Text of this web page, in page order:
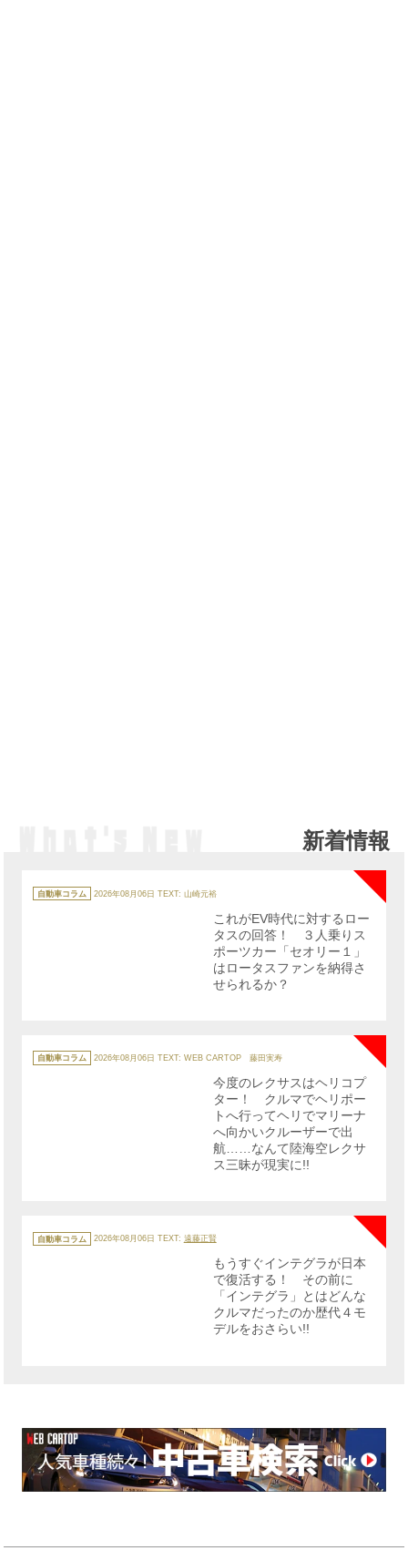
新着情報
テ
ゴ
自動車コラム 2026年08月06日 TEXT: 山崎元裕
NEW
これがEV時代に対するロー
タスの回答！ ３人乗りス
ポーツカー「セオリー１」
はロータスファンを納得さ
せられるか？
テ
ゴ
自動車コラム 2026年08月06日 TEXT: WEB CARTOP 藤田実寿
今度のレクサスはヘリコプ
ター！ クルマでヘリポー
トへ行ってヘリでマリーナ
へ向かいクルーザーで出
航……なんて陸海空レクサ
ス三昧が現実に!!
テ
ゴ
自動車コラム 2026年08月06日 TEXT: 遠藤正賢
もうすぐインテグラが日本
で復活する！ その前に
「インテグラ」とはどんな
クルマだったのか歴代４モ
デルをおさらい!!